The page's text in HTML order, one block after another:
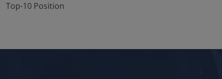
Top-10 Position